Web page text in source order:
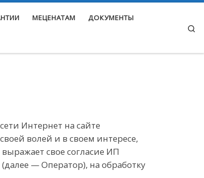
МЕЦЕНАТАМ ДОКУМЕНТЫ
Интернет на сайте
волей и в своем интересе,
свое согласие ИП
— Оператор), на обработку